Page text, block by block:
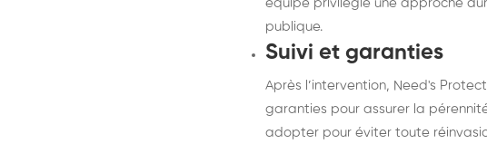
équipe privilégie une approche
publique.
Suivi et garanties
Après l’intervention, Need's
garanties pour assurer la
adopter pour éviter toute